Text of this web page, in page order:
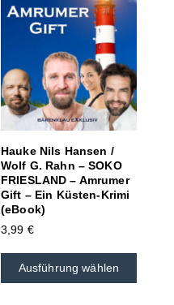
Hauke Nils Hansen /
Wolf G. Rahn – SOKO
FRIESLAND – Amrumer
Gift – Ein Küsten-Krimi
(eBook)
3,99 €
Ausführung wählen